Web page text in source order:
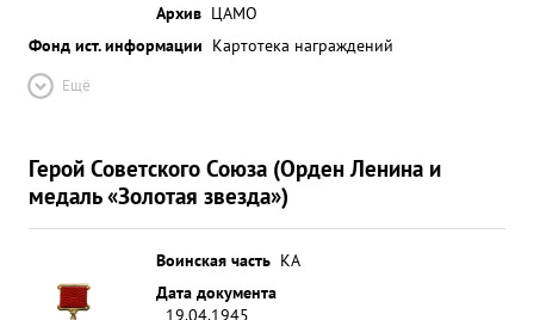
Архив ЦАМО
Фонд ист. информации Картотека награждений
Ещё
Герой Советского Союза (Орден Ленина и
медаль «Золотая звезда»)
Воинская часть КА
Дата документа
19.04.1945